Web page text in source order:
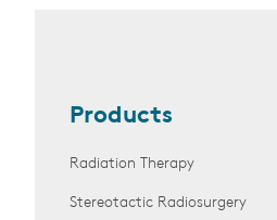
Products
Radiation Therapy
Stereotactic Radiosurgery